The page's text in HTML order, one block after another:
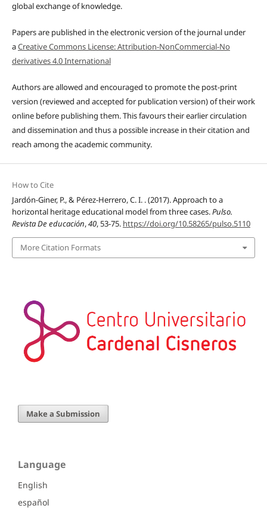
global exchange of knowledge.
Papers are published in the electronic version of the journal under
aCreative Commons License: Attribution-NonCommercial-No
derivatives 4.0 International
Authors are allowed and encouraged to promote the post-print
version (reviewed and accepted for publication version) of their work
online before publishing them. This favours their earlier circulation
and dissemination and thus a possible increase in their citation and
reach among the academic community.
How to Cite
Jardón-Giner, P., & Pérez-Herrero, C. I. . (2017). Approach to a
horizontal heritage educational model from three cases.Pulso.
Revista De educación,40, 53-75. https://doi.org/10.58265/pulso.5110
More Citation Formats
Make a Submission
Language
English
español